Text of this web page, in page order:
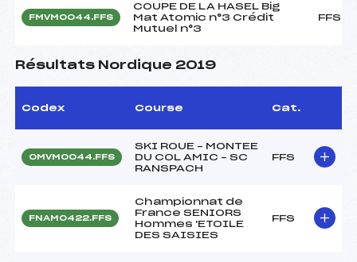
FMVM0044.FFS
COUPE DE LA HASEL Big
Mat Atomic n°3 Crédit
Mutuel n°3
FFS
Résultats Nordique 2019
Codex Course Cat.
OMVM0044.FFS
SKI ROUE – MONTEE
DU COL AMIC – SC
RANSPACH
FFS
FNAM0422.FFS
Championnat de
France SENIORS
Hommes 'ETOILE
DES SAISIES
FFS